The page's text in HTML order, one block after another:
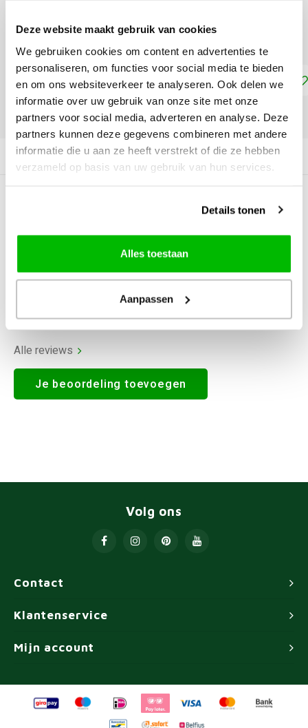
Deze website maakt gebruik van cookies
We gebruiken cookies om content en advertenties te
personaliseren, om functies voor social media te bieden
en om ons websiteverkeer te analyseren. Ook delen we
informatie over uw gebruik van onze site met onze
partners voor social media, adverteren en analyse. Deze
partners kunnen deze gegevens combineren met andere
informatie die u aan ze heeft verstrekt of die ze hebben
verzameld op basis van uw gebruik van hun services.
Details tonen
Alles toestaan
Aanpassen
ca. 26 x 25 cm, kruissteek telpakket
Toevoegen aan winkelwagen
DELEN:
Productomschrijving
0Reviews
Alle reviews
Je beoordeling toevoegen
Contact
Volg ons
Klantenservice
Mijn account